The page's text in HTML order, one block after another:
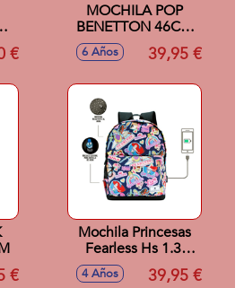
€
MOCHILA POP
BENETTON 46CM
ADAPTABLE
6 Años 39,95 €
€
Mochila Princesas
Fearless Hs 1.3,
Multicolor.
4 Años 39,95 €